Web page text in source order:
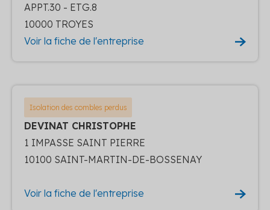
APPT.30 - ETG.8
10000 TROYES
Voir la fiche de l'entreprise
Isolation des combles perdus
DEVINAT CHRISTOPHE
1 IMPASSE SAINT PIERRE
10100 SAINT-MARTIN-DE-BOSSENAY
Voir la fiche de l'entreprise